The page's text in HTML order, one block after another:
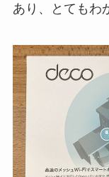
あり、とてもわ